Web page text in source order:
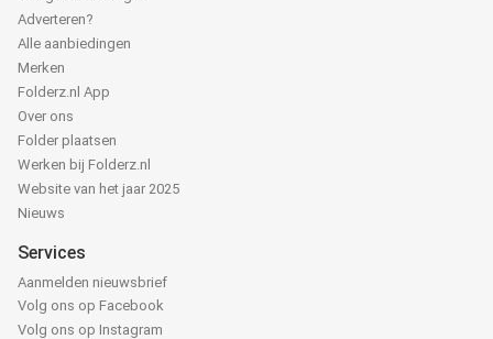
Adverteren?
Alle aanbiedingen
Merken
Folderz.nl App
Over ons
Folder plaatsen
Werken bij Folderz.nl
Website van het jaar 2025
Nieuws
Services
Aanmelden nieuwsbrief
Volg ons op Facebook
Volg ons op Instagram